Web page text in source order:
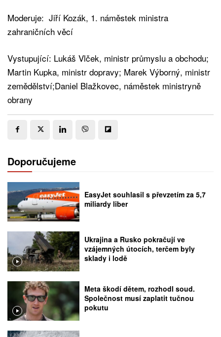
Moderuje: Jiří Kozák, 1. náměstek ministra
zahraničních věcí
Vystupující: Lukáš Vlček, ministr průmyslu a obchodu;
Martin Kupka, ministr dopravy; Marek Výborný, ministr
zemědělství;Daniel Blažkovec, náměstek ministryně
obrany
Doporučujeme
EasyJet souhlasil s převzetím za 5,7
miliardy liber
Ukrajina a Rusko pokračují ve
vzájemných útocích, terčem byly
sklady i lodě
Meta škodí dětem, rozhodl soud.
Společnost musí zaplatit tučnou
pokutu